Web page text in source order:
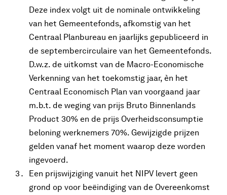
Deze index volgt uit de nominale ontwikkeling
van het Gemeentefonds, afkomstig van het
Centraal Planbureau en jaarlijks gepubliceerd in
de septembercirculaire van het Gemeentefonds.
D.w.z. de uitkomst van de Macro-Economische
Verkenning van het toekomstig jaar, èn het
Centraal Economisch Plan van voorgaand jaar
m.b.t. de weging van prijs Bruto Binnenlands
Product 30% en de prijs Overheidsconsumptie
beloning werknemers 70%. Gewijzigde prijzen
gelden vanaf het moment waarop deze worden
ingevoerd.
Een prijswijziging vanuit het NIPV levert geen
grond op voor beëindiging van de Overeenkomst